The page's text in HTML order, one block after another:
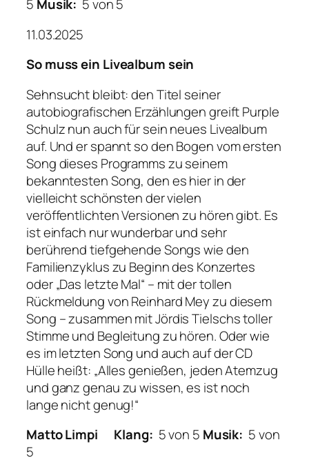
5 Musik: 5 von 5
11.03.2025
So muss ein Livealbum sein
Sehnsucht bleibt: den Titel seiner
autobiografischen Erzählungen greift Purple
Schulz nun auch für sein neues Livealbum
auf. Und er spannt so den Bogen vom ersten
Song dieses Programms zu seinem
bekanntesten Song, den es hier in der
vielleicht schönsten der vielen
veröffentlichten Versionen zu hören gibt. Es
ist einfach nur wunderbar und sehr
berührend tiefgehende Songs wie den
Familienzyklus zu Beginn des Konzertes
oder „Das letzte Mal“ – mit der tollen
Rückmeldung von Reinhard Mey zu diesem
Song – zusammen mit Jördis Tielschs toller
Stimme und Begleitung zu hören. Oder wie
es im letzten Song und auch auf der CD
Hülle heißt: „Alles genießen, jeden Atemzug
und ganz genau zu wissen, es ist noch
lange nicht genug!“
Matto Limpi
Klang: 5 von 5 Musik: 5 von
5